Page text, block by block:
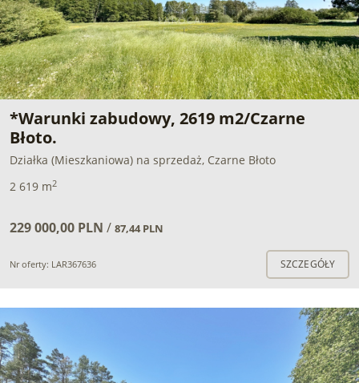
*Warunki zabudowy, 2619 m2/Czarne
Błoto.
Działka (Mieszkaniowa) na sprzedaż, Czarne Błoto
2 619 m2
229 000,00 PLN / 87,44 PLN
Nr oferty: LAR367636 SZCZEGÓŁY